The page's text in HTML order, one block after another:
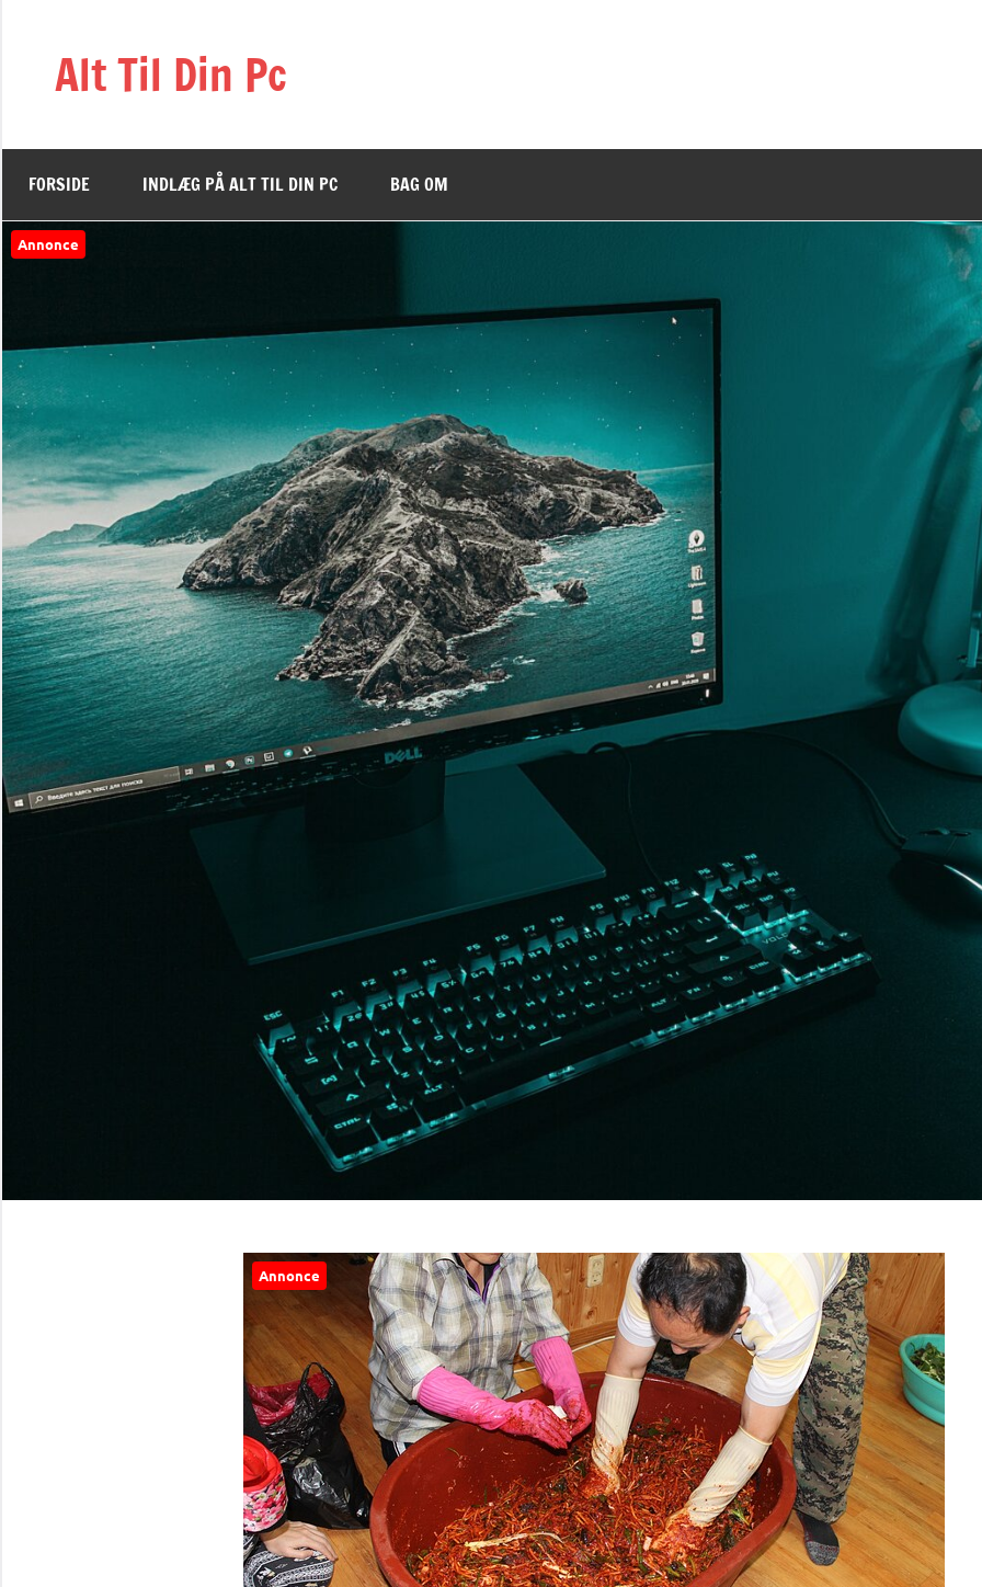
indholdAlt Til Din Pc
FORSIDE INDLÆG PÅ ALT TIL DIN PC BAG OM
Annonce
Annonce